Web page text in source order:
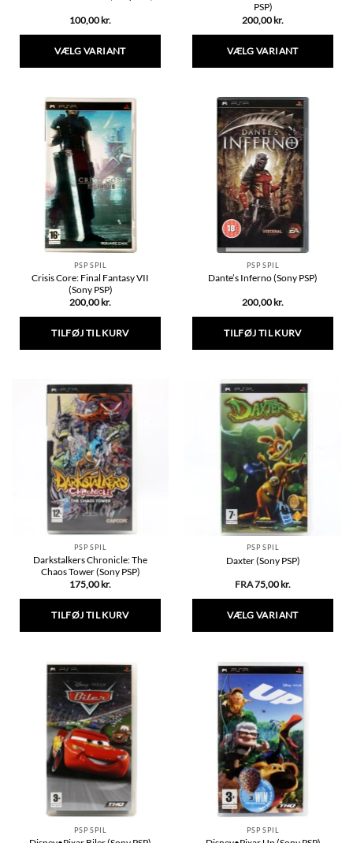
100,00 kr.
VÆLG VARIANT
har
flere
varianter.
Mulighederne
kan
vælges
på
varesiden
PSP)
200,00 kr.
VÆLG VARIANT
har
flere
varianter.
Mulighederne
kan
vælges
på
varesiden
PSP SPIL
Crisis Core: Final Fantasy VII
(Sony PSP)
200,00 kr.
TILFØJ TIL KURV
PSP SPIL
Dante’s Inferno (Sony PSP)
200,00 kr.
TILFØJ TIL KURV
PSP SPIL
Darkstalkers Chronicle: The
Chaos Tower (Sony PSP)
175,00 kr.
TILFØJ TIL KURV
PSP SPIL
Daxter (Sony PSP)
FRA75,00 kr.
VÆLG VARIANT
har
flere
varianter.
Mulighederne
kan
vælges
på
varesiden
PSP SPIL PSP SPIL